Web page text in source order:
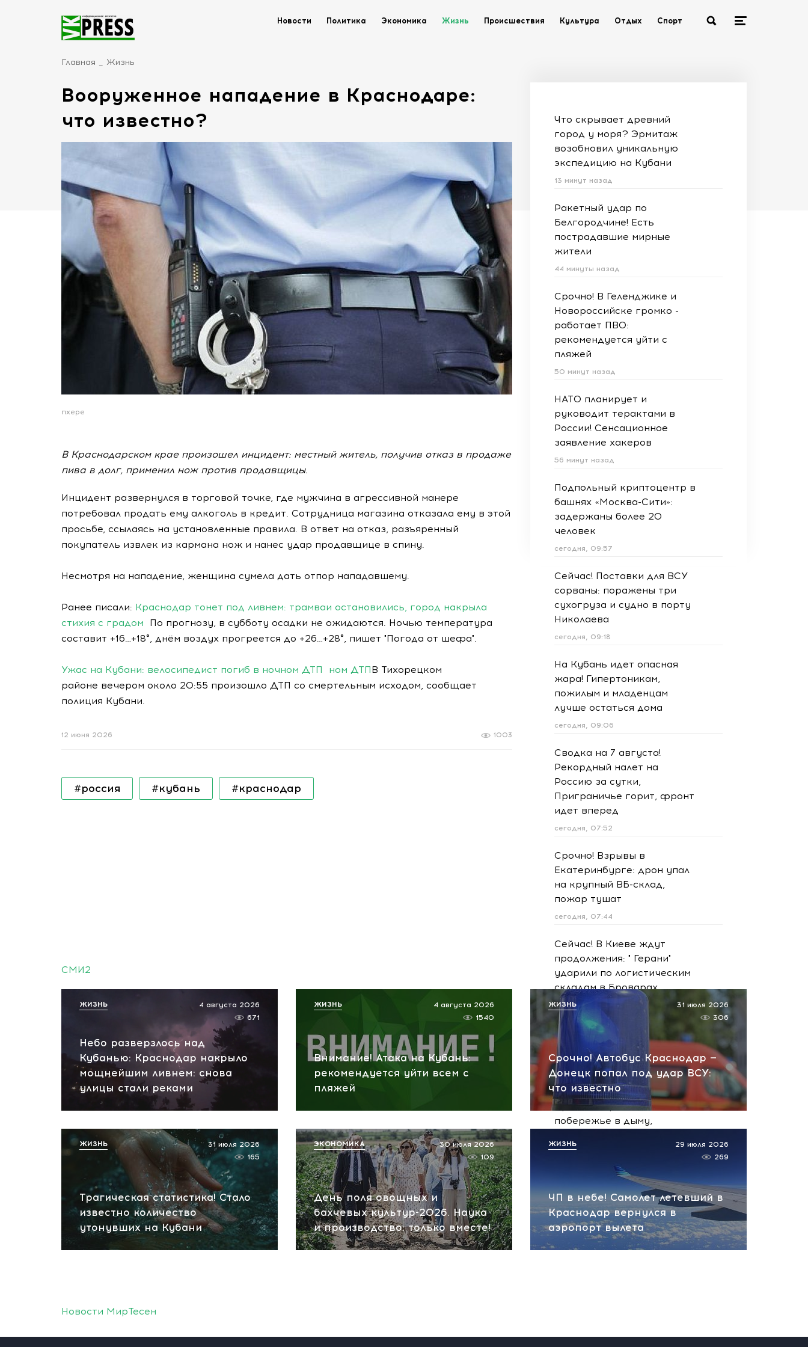
Новости Политика Экономика Жизнь Происшествия Культура Отдых Спорт
Главная Жизнь
Вооруженное нападение в Краснодаре:
что известно?
пхере
В Краснодарском крае произошел инцидент: местный житель, получив отказ в продаже
пива в долг, применил нож против продавщицы.
Инцидент развернулся в торговой точке, где мужчина в агрессивной манере
потребовал продать ему алкоголь в кредит. Сотрудница магазина отказала ему в этой
просьбе, ссылаясь на установленные правила. В ответ на отказ, разъяренный
покупатель извлек из кармана нож и нанес удар продавщице в спину.
Несмотря на нападение, женщина сумела дать отпор нападавшему.
Ранее писали: Краснодар тонет под ливнем: трамваи остановились, город накрыла
стихия с градом По прогнозу, в субботу осадки не ожидаются. Ночью температура
составит +16…+18°, днём воздух прогреется до +26…+28°, пишет "Погода от шефа".
Ужас на Кубани: велосипедист погиб в ночном ДТП ном ДТПВ Тихорецком
районе вечером около 20:55 произошло ДТП со смертельным исходом, сообщает
полиция Кубани.
1003
12 июня 2026
#россия #кубань #краснодар
Что скрывает древний
город у моря? Эрмитаж
возобновил уникальную
экспедицию на Кубани
13 минут назад
Ракетный удар по
Белгородчине! Есть
пострадавшие мирные
жители
44 минуты назад
Срочно! В Геленджике и
Новороссийске громко -
работает ПВО:
рекомендуется уйти с
пляжей
50 минут назад
НАТО планирует и
руководит терактами в
России! Сенсационное
заявление хакеров
56 минут назад
Подпольный криптоцентр в
башнях «Москва-Сити»:
задержаны более 20
человек
сегодня, 09:57
Сейчас! Поставки для ВСУ
сорваны: поражены три
сухогруза и судно в порту
Николаева
сегодня, 09:18
На Кубань идет опасная
жара! Гипертоникам,
пожилым и младенцам
лучше остаться дома
сегодня, 09:06
Сводка на 7 августа!
Рекордный налет на
Россию за сутки,
Приграничье горит, фронт
идет вперед
сегодня, 07:52
Срочно! Взрывы в
Екатеринбурге: дрон упал
на крупный ВБ-склад,
пожар тушат
сегодня, 07:44
Сейчас! В Киеве ждут
продолжения: " Герани"
ударили по логистическим
складам в Броварах
вчера, 21:11
Внимание! В Краснодаре
БПЛА рухнул рядом с
домами: район оцеплен
вчера, 19:55
Срочно! Взрывы в Одессе:
побережье в дыму,
охватило пламя
СМИ2
Небо разверзлось над
Кубанью: Краснодар накрыло
мощнейшим ливнем: снова
улицы стали реками
4 августа 2026
671
ЖИЗНЬ
Внимание! Атака на Кубань:
рекомендуется уйти всем с
пляжей
4 августа 2026
1540
ЖИЗНЬ
Срочно! Автобус Краснодар —
Донецк попал под удар ВСУ:
что известно
31 июля 2026
306
ЖИЗНЬ
Трагическая статистика! Стало
известно количество
утонувших на Кубани
31 июля 2026
165
ЖИЗНЬ
День поля овощных и
бахчевых культур-2026. Наука
и производство: только вместе!
30 июля 2026
109
ЭКОНОМИКА
ЧП в небе! Самолет летевший в
Краснодар вернулся в
аэропорт вылета
29 июля 2026
269
ЖИЗНЬ
Новости МирТесен